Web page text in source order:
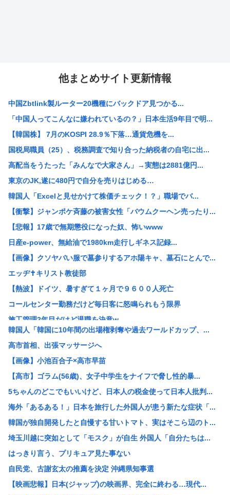
他まとめサイト更新情報
中国Zbtlink製ルーター20機種にバックドア見つかる...
「中国人ってこんなに嫌われているの？」日本生活9年目で明...
【韓国株】 7月のKOSPI 28.9％下落…通貨危機を...
国税局職員（25）、税務調査で知り合った納税者の自宅に出...
高配当をうたった「みんなで大家さん」→実態は2881億円...
東京のJK,遂に480円で自分を売りはじめる…
韓国人「Excelと見せかけて株価チェック！？」職場でバ...
【衝撃】ジャンポケ斉藤の被害女性「バウムクーヘン売ったり...
【悲報】17歳で無期懲役になった奴、怖いwww
日産e-power、無給油で1980km走行しギネス記録...
【画像】クソヤバい服で墓参りするアホ陽キャ、墓石にとんで...
エッヂ✝️キリスト教徒部
【熱波】ドイツ、暑すぎて１ヶ月で９６００人死亡
コールセンター勤務だけど毎日客に怒鳴られもう限界
施工管理2年目だけど退職を決意w
女「43億円注文して………キャンセルっと！」←こいつの目...
米農家「60kg作って1万8000円…コストは2万以上…...
3大もらって困るもの「釣った魚」「プリザーブドフラワー」
【画像】 松屋、食器の仕分けまでセルフに
GACKTや小沢仁志の「セリフが聞き取れない」 日本語作...
【参政党】神谷代表、食料品の消費減税「天下の愚策だ」と批...
【速報】NHK職員が番組出演者から性被害
ホリエモン「面接でさ、納豆パックの薄いフィルムって何のた...
【衝撃】れいわ新選組、「いのちの党」に党名変更 天畠大輔...
【画像】能年玲奈さん、穴あきスカート姿が強すぎてネット騒...
坊さんを今すぐ皆殺しにするべき理由が詰まった画像がこちら
韓国人「韓国に10年間の出場権剥奪や過去ワールドカップ、...
高市首相、出張マッサージへ
【画像】小池百合子×高市早苗
【高市】ゴラム(56歳)、女子中学生をナイフで脅し性的暴...
5ちゃんのどこでもいいけど、日本人の税金使って日本人批判...
海外「あるある！」日本を旅行した外国人が患う新たな症状「...
韓国が独自開発したと自慢する甘いトマト、実はそこら辺のト...
埼玉川越に突如として「モスク」が自生 外国人「自分たちは...
はっきり言う、プリキュア見た事ない
自民党、古謝玄太の推薦を決定 沖縄県知事選
【映画悲報】日本(ジャップ)の映画界、完全に終わる…現代...